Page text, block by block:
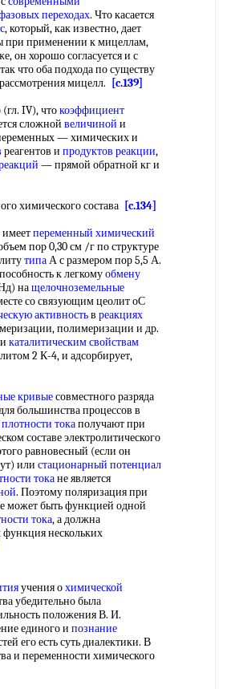
переходах. Что касается
, который, как известно, дает
при применении к мицеллам,
он хорошо согласуется и с
что оба подхода по существу
мицелл.
[c.139]
IV), чтокоэффициент
сложной величиной и
— химических и
реагентов и продуктов реакции,
— прямой обратной кг и
химического состава [c.134]
имеетпеременный химический
пор 0,30 см /г по структуре
типаА с размером пор 5,5 А.
к легкомуобмену
нащелочноземельные
со связующим цеолит оС
активностьв реакциях
полимеризации и др.
каталитическим свойствам
2 К-4, и адсорбирует,
кривыесовместного разряда
большинства процессов в
плотности токаполучают при
составе электролитического
равновесный (если он
или стационарный потенциал
токане является
. Поэтому поляризация при
может быть функцией одной
тока, а должна
функция нескольких
учения охимической
убедительно была
положения В. И.
единого и познание
его есть суть диалектики. В
и переменности химического